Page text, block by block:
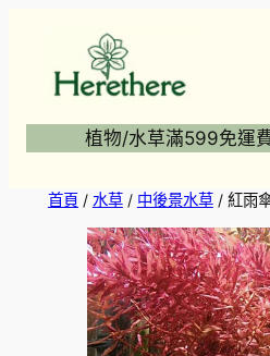
植物/水草滿599免運
首頁/ 水草/ 中後景水草/ 紅雨